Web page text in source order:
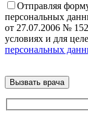
Отправляя
персональных
от 27.07.2006 №
условиях и для
персональных